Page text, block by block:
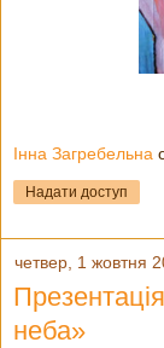
Інна Загребельна
Надати доступ
четвер, 1 жовтня
неба»